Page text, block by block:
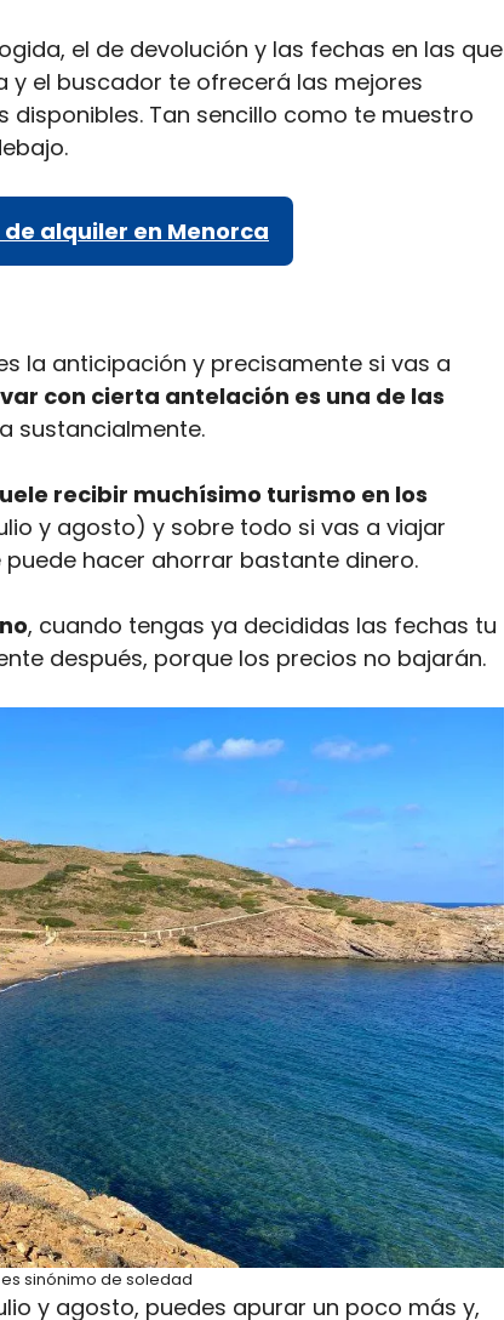
el de devolución y las fechas en las que
y el buscador te ofrecerá las mejores
Tan sencillo como te muestro
de alquiler en Menorca
la anticipación y precisamente si vas a
con cierta antelación es una de las
sustancialmente.
recibir muchísimo turismo en los
y agosto) y sobre todo si vas a viajar
hacer ahorrar bastante dinero.
, cuando tengas ya decididas las fechas tu
después, porque los precios no bajarán.
sinónimo de soledad
y agosto, puedes apurar un poco más y,